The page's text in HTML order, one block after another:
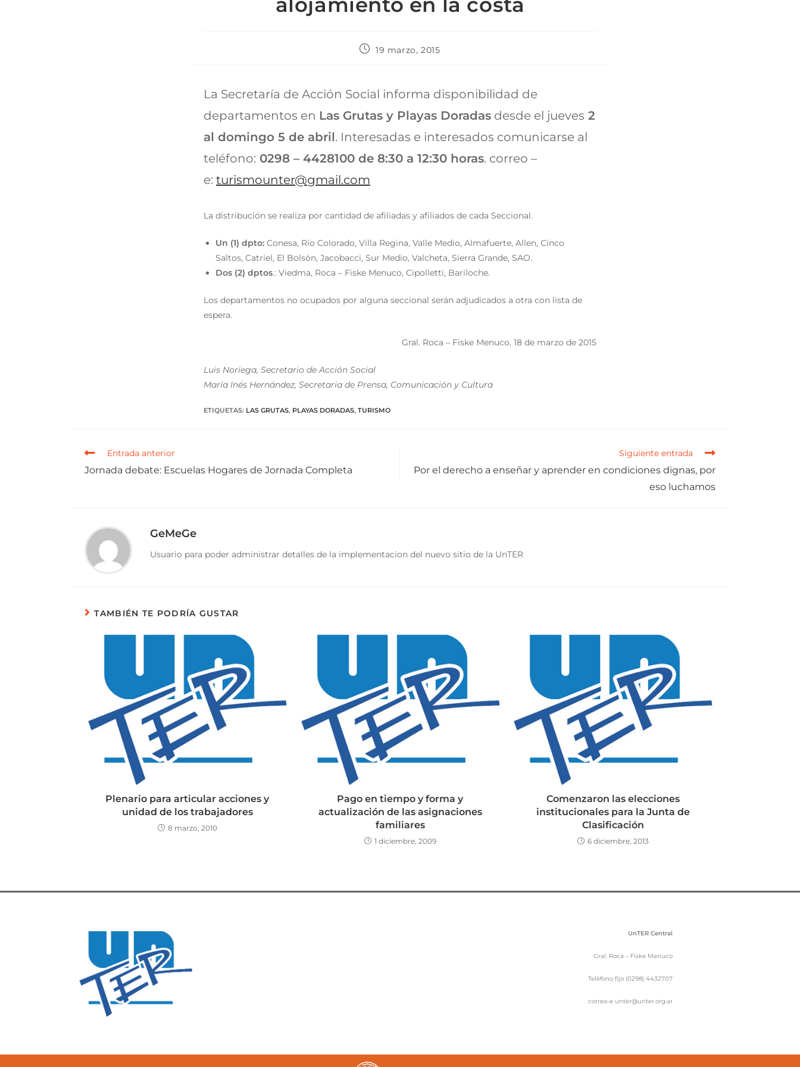
19 marzo, 2015
La Secretaría de Acción Social informa disponibilidad de
departamentos en Las Grutas y Playas Doradas desde el jueves 2
al domingo 5 de abril. Interesadas e interesados comunicarse al
teléfono: 0298 – 4428100 de 8:30 a 12:30 horas. correo –
e: turismounter@gmail.com
La distribución se realiza por cantidad de afiliadas y afiliados de cada Seccional.
Un (1) dpto: Conesa, Río Colorado, Villa Regina, Valle Medio, Almafuerte, Allen, Cinco
Saltos, Catriel, El Bolsón, Jacobacci, Sur Medio, Valcheta, Sierra Grande, SAO.
Dos (2) dptos.: Viedma, Roca – Fiske Menuco, Cipolletti, Bariloche.
Los departamentos no ocupados por alguna seccional serán adjudicados a otra con lista de
espera.
Gral. Roca – Fiske Menuco, 18 de marzo de 2015
Luis Noriega, Secretario de Acción Social
María Inés Hernández, Secretaria de Prensa, Comunicación y Cultura
ETIQUETAS: LAS GRUTAS, PLAYAS DORADAS, TURISMO
Entrada anterior
Jornada debate: Escuelas Hogares de Jornada Completa
Siguiente entrada
Por el derecho a enseñar y aprender en condiciones dignas, por
eso luchamos
GeMeGe
Usuario para poder administrar detalles de la implementacion del nuevo sitio de la UnTER
TAMBIÉN TE PODRÍA GUSTAR
Plenario para articular acciones y
unidad de los trabajadores
8 marzo, 2010
Pago en tiempo y forma y
actualización de las asignaciones
familiares
1 diciembre, 2009
Comenzaron las elecciones
institucionales para la Junta de
Clasificación
6 diciembre, 2013
UnTER Central
Gral. Roca – Fiske Menuco
Teléfono fijo (0298) 4432707
correo-e unter@unter.org.ar